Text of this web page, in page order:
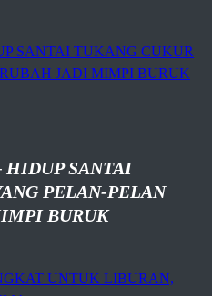
HIDUP SANTAI
PELAN-PELAN
BURUK